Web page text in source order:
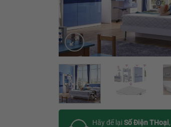
Hãy để lạiSố Điện THoại